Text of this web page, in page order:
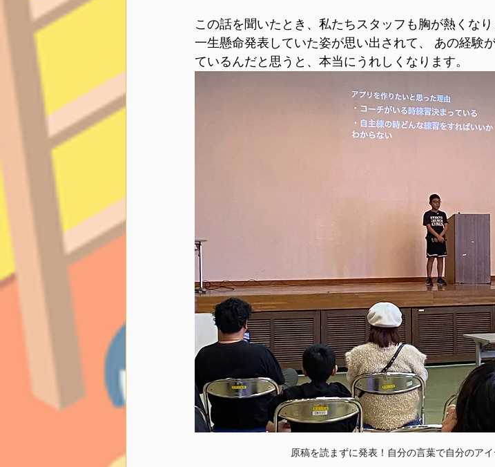
この話を聞いたとき、私たちスタッフも胸が熱くな
一生懸命発表していた姿が思い出されて、 あの経験
ているんだと思うと、本当にうれしくなります。
原稿を読まずに発表！自分の言葉で自分のアイ